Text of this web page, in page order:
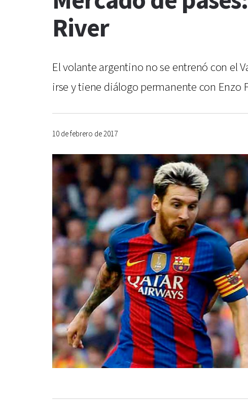
River
El volante argentino no se entrenó con el
irse y tiene diálogo permanente con Enzo
10 de febrero de 2017